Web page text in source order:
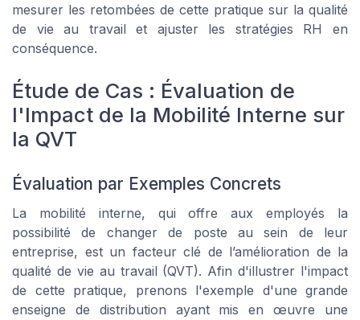
mesurer les retombées de cette pratique sur la qualité
de vie au travail et ajuster les stratégies RH en
conséquence.
Étude de Cas : Évaluation de
l'Impact de la Mobilité Interne sur
la QVT
Évaluation par Exemples Concrets
La mobilité interne, qui offre aux employés la
possibilité de changer de poste au sein de leur
entreprise, est un facteur clé de l’amélioration de la
qualité de vie au travail (QVT). Afin d'illustrer l'impact
de cette pratique, prenons l'exemple d'une grande
enseigne de distribution ayant mis en œuvre une